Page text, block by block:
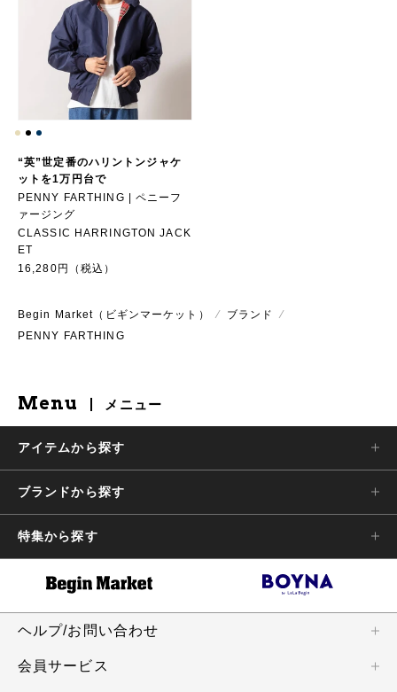
“英”世定番のハリントンジャケ
ットを1万円台で
PENNY FARTHING | ペニーフ
ァージング
CLASSIC HARRINGTON JACK
ET
16,280円（税込）
Begin Market（ビギンマーケット） ⁄ ブランド
⁄
PENNY FARTHING
Menu メニュー
アイテムから探す
ブランドから探す
特集から探す
ヘルプ/お問い合わせ
会員サービス